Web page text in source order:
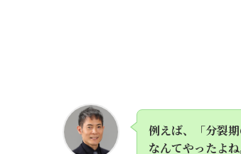
例えば、「分裂
なんてやったよね